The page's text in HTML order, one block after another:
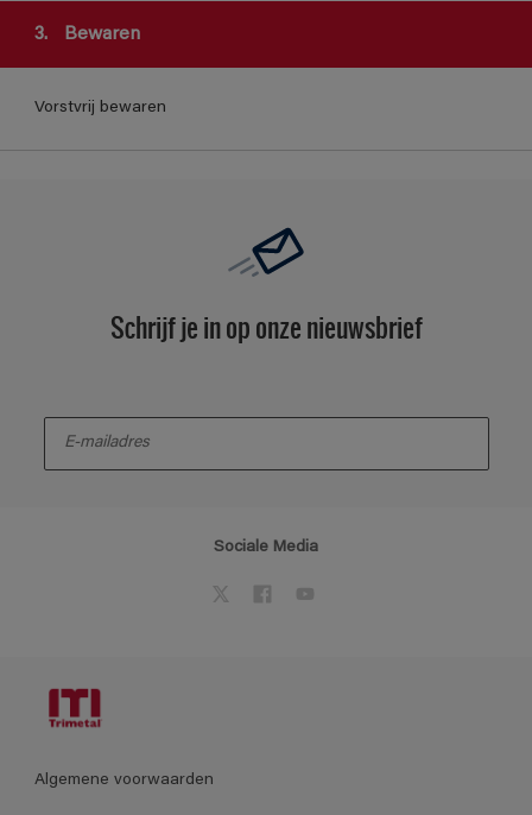
3. Bewaren
Vorstvrij bewaren
Schrijf je in op onze nieuwsbrief
Sociale Media
Algemene voorwaarden